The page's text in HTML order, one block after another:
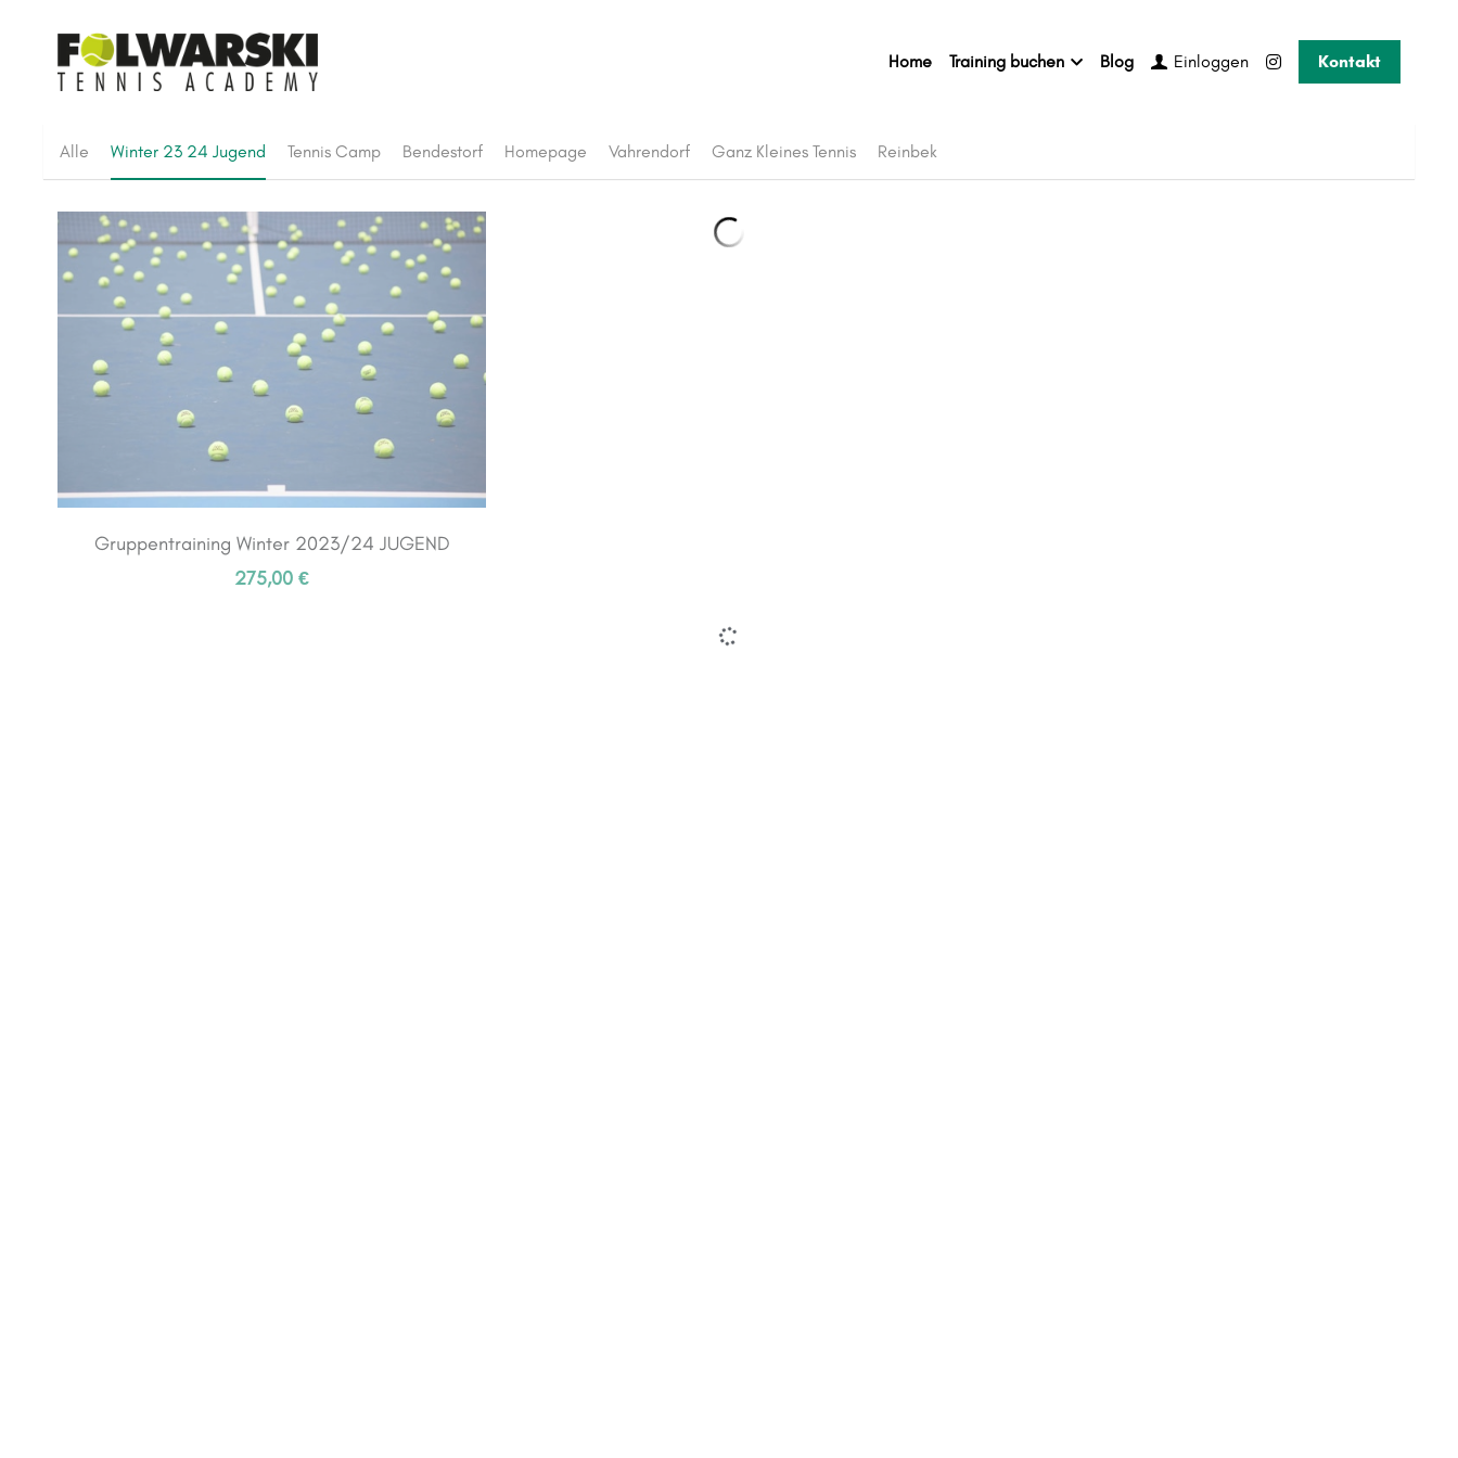
Home Training buchen Blog Einloggen Kontakt
Alle Winter 23 24 Jugend Tennis Camp Bendestorf Homepage Vahrendorf Ganz Kleines Tennis Reinbek
Gruppentraining Winter 2023/24 JUGEND
275,00 €